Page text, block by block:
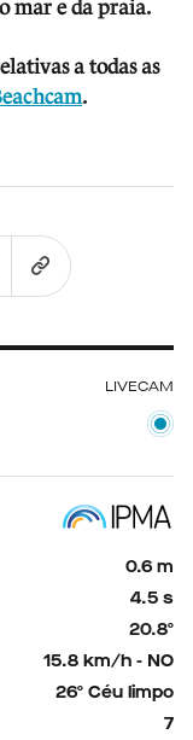
mar e da praia.
a todas as
.
LIVECAM
0.6 m
4.5 s
20.8º
15.8 km/h - NO
26º Céu limpo
7